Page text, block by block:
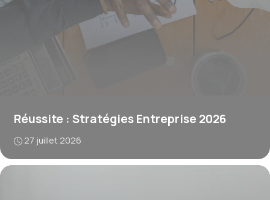
Réussite : Stratégies Entreprise 2026
27 juillet 2026